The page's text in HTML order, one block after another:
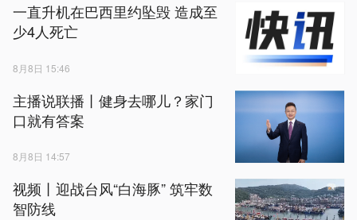
一直升机在巴西里约坠毁 造成至
少4人死亡
8月8日 15:46
主播说联播丨健身去哪儿？家门
口就有答案
8月8日 14:57
视频丨迎战台风“白海豚” 筑牢数
智防线